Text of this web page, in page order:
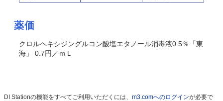
薬価
クロルヘキシジングルコン酸塩エタノール消毒液0.5％「東
海」 0.7円／ｍＬ
DI Stationの機能をすべてご利用いただくには、 m3.comへのログインが必要で